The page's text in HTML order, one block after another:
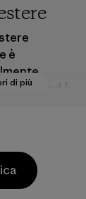
di più
è
ed è